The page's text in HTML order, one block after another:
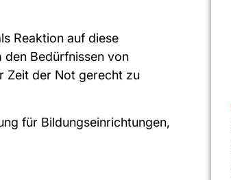
Reaktion auf diese
den Bedürfnissen von
Zeit der Not gerecht zu
für Bildungseinrichtungen,